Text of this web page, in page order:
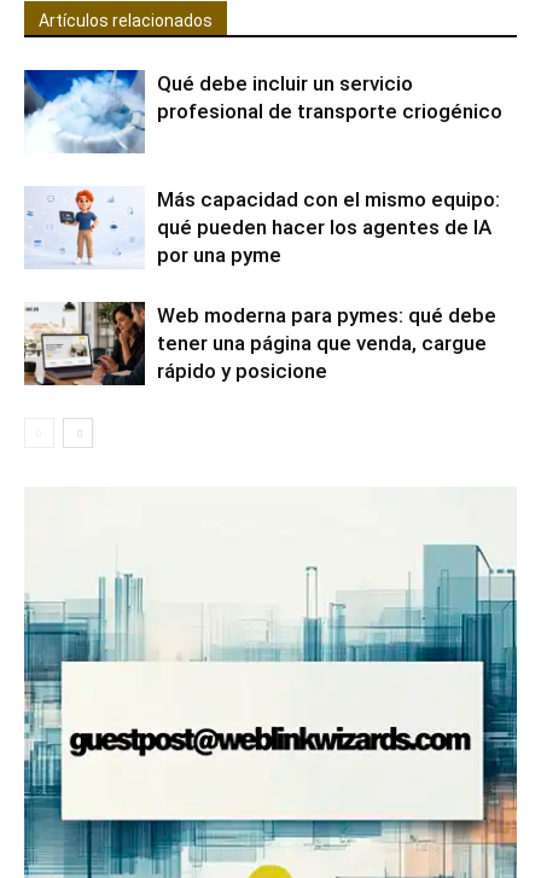
Artículos relacionados
Qué debe incluir un servicio
profesional de transporte criogénico
Más capacidad con el mismo equipo:
qué pueden hacer los agentes de IA
por una pyme
Web moderna para pymes: qué debe
tener una página que venda, cargue
rápido y posicione